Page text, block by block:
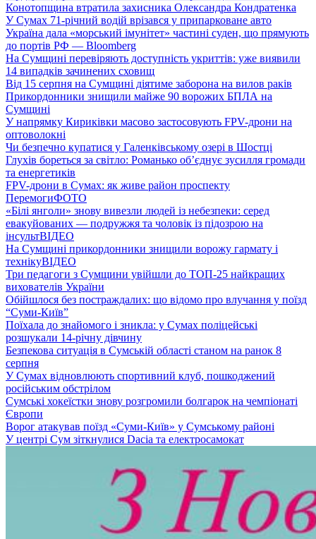
Конотопщина втратила захисника Олександра Кондратенка
У Сумах 71-річний водій врізався у припарковане авто
Україна дала «морський імунітет» частині суден, що прямують
до портів РФ — Bloomberg
На Сумщині перевіряють доступність укриттів: уже виявили
14 випадків зачинених сховищ
Від 15 серпня на Сумщині діятиме заборона на вилов раків
Прикордонники знищили майже 90 ворожих БПЛА на
Сумщині
У напрямку Кириківки масово застосовують FPV-дрони на
оптоволокні
Чи безпечно купатися у Галенківському озері в Шостці
Глухів бореться за світло: Романько об’єднує зусилля громади
та енергетиків
FPV-дрони в Сумах: як живе район проспекту
ПеремогиФОТО
«Білі янголи» знову вивезли людей із небезпеки: серед
евакуйованих — подружжя та чоловік із підозрою на
інсультВІДЕО
На Сумщині прикордонники знищили ворожу гармату і
технікуВІДЕО
Три педагоги з Сумщини увійшли до ТОП-25 найкращих
вихователів України
Обійшлося без постраждалих: що відомо про влучання у поїзд
“Суми-Київ”
Поїхала до знайомого і зникла: у Сумах поліцейські
розшукали 14-річну дівчину
Безпекова ситуація в Сумській області станом на ранок 8
серпня
У Сумах відновлюють спортивний клуб, пошкоджений
російським обстрілом
Сумські хокеїстки знову розгромили болгарок на чемпіонаті
Європи
Ворог атакував поїзд «Суми-Київ» у Сумському районі
У центрі Сум зіткнулися Dacia та електросамокат